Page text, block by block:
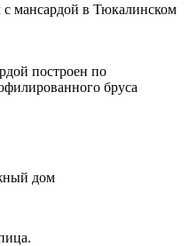
мансардой в Тюкалинском
построен по
бруса
дом